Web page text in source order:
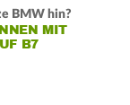
BMW hin?
MIT
B7